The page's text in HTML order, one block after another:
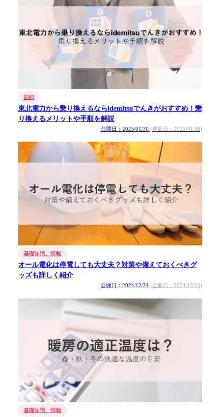
節約
東北電力から乗り換えるならidemitsuでんきがおすすめ！乗
り換えるメリットや手順を解説
公開日：2025/01/30 (更新日：2025/01/30)
基礎知識、情報
オール電化は停電しても大丈夫？対策や備えておくべきグ
ッズも詳しく紹介
公開日：2024/12/24 (更新日：2024/12/24)
基礎知識、情報